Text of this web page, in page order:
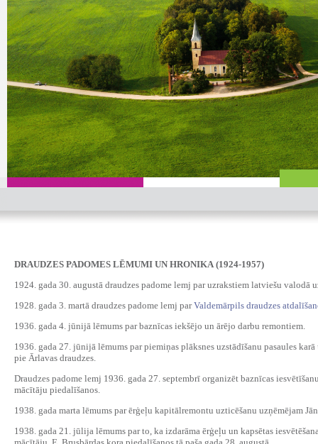
DRAUDZES PADOMES LĒMUMI UN HRONIKA (1924-1957)
1924. gada 30. augustā draudzes padome lemj par uzrakstiem latviešu valodā
1928. gada 3. martā draudzes padome lemj parValdemārpils draudzes
1936. gada 4. jūnijā lēmums par baznīcas iekšējo un ārējo darbu remontiem.
1936. gada 27. jūnijā lēmums par piemiņas plāksnes uzstādīšanu pasaules
pie Ārlavas draudzes.
Draudzes padome lemj 1936. gada 27. septembrī organizēt baznīcas
mācītāju piedalīšanos.
1938. gada marta lēmums par ērģeļu kapitālremontu uzticēšanu uzņēmējam
1938. gada 21. jūlija lēmums par to, ka izdarāma ērģeļu un kapsētas